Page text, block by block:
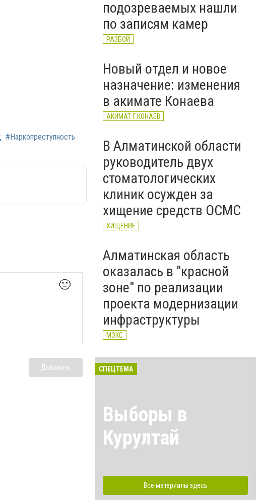
#Наркопреступность
🙂
Добавить
ауданаралық әкімшілік
сотының төрағасы болып
Роллан Дүйсенбиев
тағайындалды
подозреваемых нашли
по записям камер
РАЗБОЙ
Новый отдел и новое
назначение: изменения
в акимате Конаева
АКИМАТ Г.КОНАЕВ
В Алматинской области
руководитель двух
стоматологических
клиник осужден за
хищение средств ОСМС
ХИЩЕНИЕ
Алматинская область
оказалась в "красной
зоне" по реализации
проекта модернизации
инфраструктуры
МЭКС
СПЕЦТЕМА
Выборы в
Курултай
Все материалы здесь